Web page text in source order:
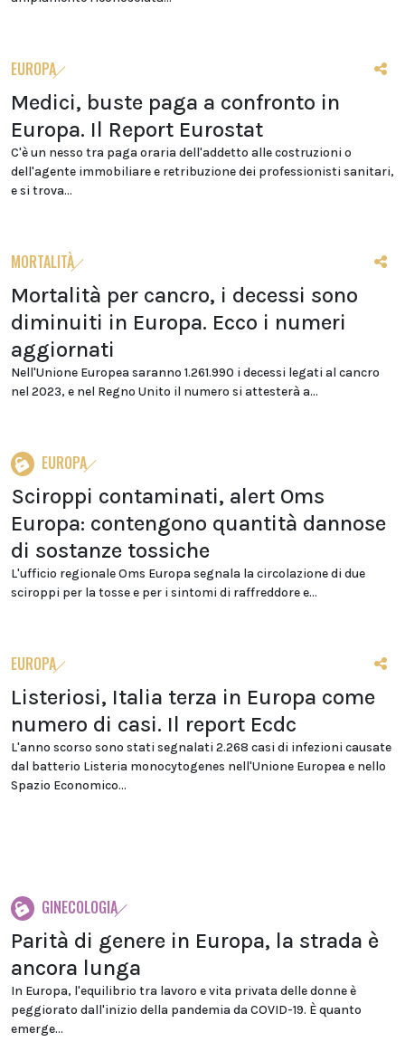
EUROPA
Medici, buste paga a confronto in
Europa. Il Report Eurostat
C'è un nesso tra paga oraria dell'addetto alle costruzioni o
dell'agente immobiliare e retribuzione dei professionisti sanitari,
e si trova...
MORTALITÀ
Mortalità per cancro, i decessi sono
diminuiti in Europa. Ecco i numeri
aggiornati
Nell'Unione Europea saranno 1.261.990 i decessi legati al cancro
nel 2023, e nel Regno Unito il numero si attesterà a...
EUROPA
Sciroppi contaminati, alert Oms
Europa: contengono quantità dannose
di sostanze tossiche
L'ufficio regionale Oms Europa segnala la circolazione di due
sciroppi per la tosse e per i sintomi di raffreddore e...
EUROPA
Listeriosi, Italia terza in Europa come
numero di casi. Il report Ecdc
L'anno scorso sono stati segnalati 2.268 casi di infezioni causate
dal batterio Listeria monocytogenes nell'Unione Europea e nello
Spazio Economico...
GINECOLOGIA
Parità di genere in Europa, la strada è
ancora lunga
In Europa, l'equilibrio tra lavoro e vita privata delle donne è
peggiorato dall'inizio della pandemia da COVID-19. È quanto
emerge...